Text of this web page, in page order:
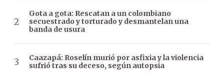
Gota a gota: Rescatan a un colombiano
secuestrado y torturado y desmantelan una
banda de usura
Caazapá: Roselín murió por asfixia y la violencia
sufrió tras su deceso, según autopsia